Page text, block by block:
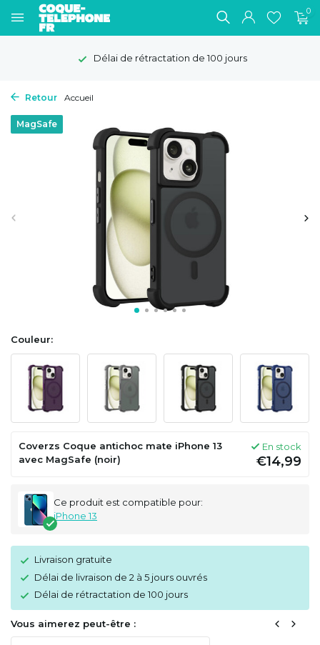
0
Délai de rétractation de 100 jours
Retour Accueil
MagSafe
Couleur:
Coverzs Coque antichoc mate iPhone 13
avec MagSafe (noir)
En stock
€14,99
Ce produit est compatible pour:
iPhone 13
Livraison gratuite
Délai de livraison de 2 à 5 jours ouvrés
Délai de rétractation de 100 jours
Vous aimerez peut-être :